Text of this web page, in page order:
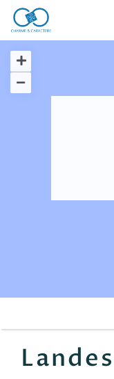
Accueil
Nos
Landes